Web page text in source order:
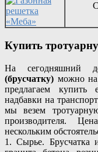
Купить
На сегодняшний
(брусчатку) можно
предлагаем купить
надбавки на
мы везем
производителя.
нескольким
1. Сырье. Брусчатка